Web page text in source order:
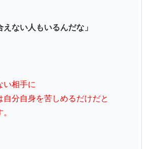
えない人もいるんだな」
い相手に
自分自身を苦しめるだけだと